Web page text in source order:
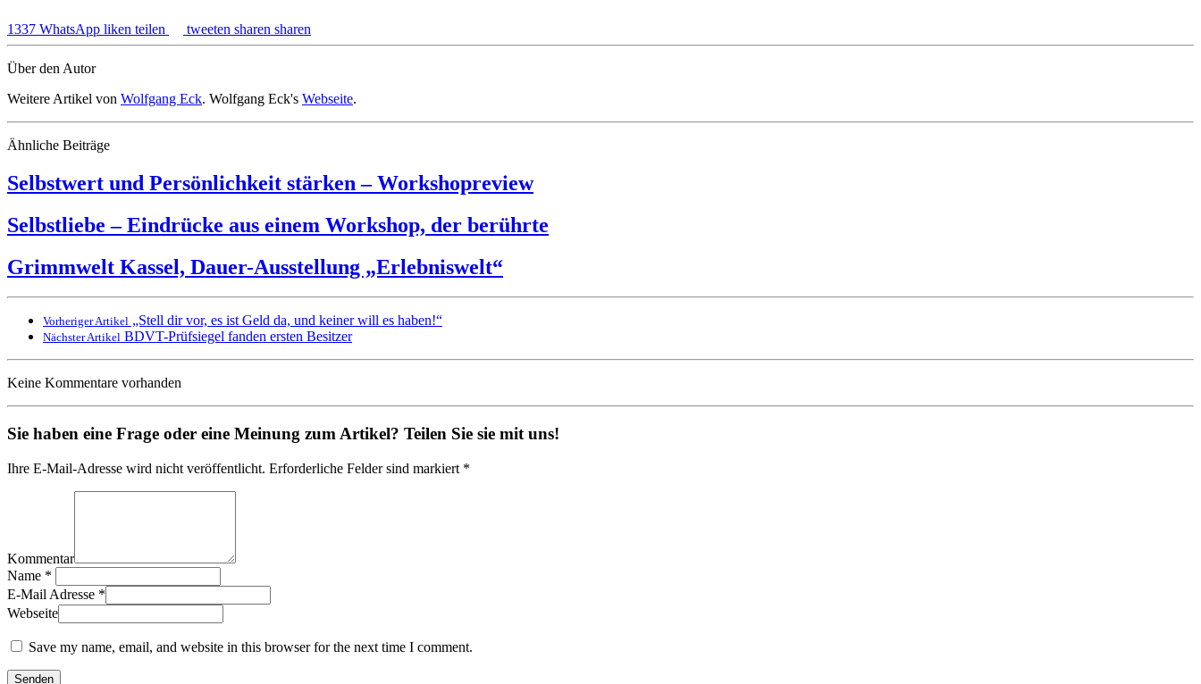
1337 WhatsApp liken teilen tweeten sharen sharen
Über den Autor
Weitere Artikel von Wolfgang Eck. Wolfgang Eck's Webseite.
Ähnliche Beiträge
Selbstwert und Persönlichkeit stärken – Workshopreview
Selbstliebe – Eindrücke aus einem Workshop, der berührte
Grimmwelt Kassel, Dauer-Ausstellung „Erlebniswelt“
Vorheriger Artikel „Stell dir vor, es ist Geld da, und keiner will es haben!“
Nächster Artikel BDVT-Prüfsiegel fanden ersten Besitzer
Keine Kommentare vorhanden
Sie haben eine Frage oder eine Meinung zum Artikel? Teilen Sie sie mit uns!
Ihre E-Mail-Adresse wird nicht veröffentlicht. Erforderliche Felder sind markiert *
Kommentar
Name *
E-Mail Adresse *
Webseite
Save my name, email, and website in this browser for the next time I comment.